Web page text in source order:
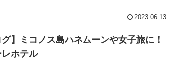
2023.06.13
グ】ミコノス島ハネムーンや女子旅に！
ホテル